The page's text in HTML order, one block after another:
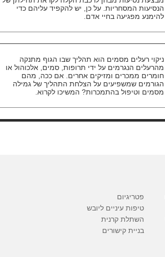
הנסיעות המסחריות. על כן, יש להקפיד עליהם כדי
להימנע מפגיעה בחיי אדם.
ניקוי רעלים מסמים הוא תהליך שבו הגוף מתנקה
מהרעלים הנגרמים על ידי תרופות, סמים, אלכוהול או
חומרים ממכרים ומזיקים אחרים. אם ככה, מהם
הגורמים שמשפיעים על הצלחת התהליך של גמילה
מסמים וטיפול בהתמכרות? המשיכו לקרוא.
פטריגיום
טיפות עיניים ליובש
השתלת קרנית
בניית קישורים